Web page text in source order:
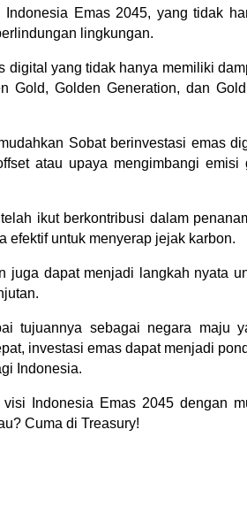
Emas 2045, yang tidak
lingkungan.
digital yang tidak hanya memiliki
Gold, Golden Generation, dan
Sobat berinvestasi emas
atau upaya mengimbangi emisi
ikut berkontribusi dalam
efektif untuk menyerap jejak karbon.
juga dapat menjadi langkah nyata
tujuannya sebagai negara maju
investasi emas dapat menjadi
Indonesia.
Indonesia Emas 2045 dengan
Cuma di Treasury!